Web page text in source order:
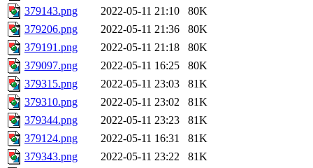
379143.png
2022-05-11 21:10
80K
379206.png
2022-05-11 21:36
80K
379191.png
2022-05-11 21:18
80K
379097.png
2022-05-11 16:25
80K
379315.png
2022-05-11 23:03
81K
379310.png
2022-05-11 23:02
81K
379344.png
2022-05-11 23:23
81K
379124.png
2022-05-11 16:31
81K
379343.png
2022-05-11 23:22
81K